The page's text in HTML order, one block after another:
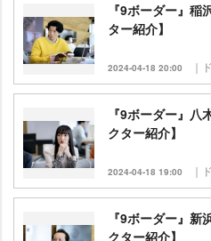
『9ボーダー』稲
ター紹介】
2024-04-18 20:00 ｜
『9ボーダー』八
クター紹介】
2024-04-18 19:00 ｜
『9ボーダー』新
クター紹介】